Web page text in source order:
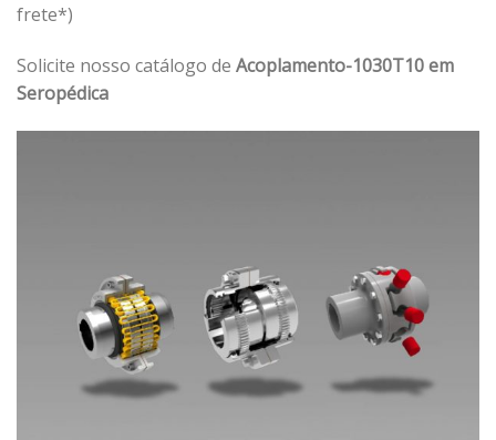
frete*)
Solicite nosso catálogo de Acoplamento-1030T10 em
Seropédica